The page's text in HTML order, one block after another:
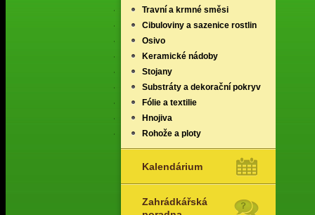
Travní a krmné směsi
Cibuloviny a sazenice rostlin
Osivo
Keramické nádoby
Stojany
Substráty a dekorační pokryv
Fólie a textilie
Hnojiva
Rohože a ploty
Kalendárium
Zahrádkářská